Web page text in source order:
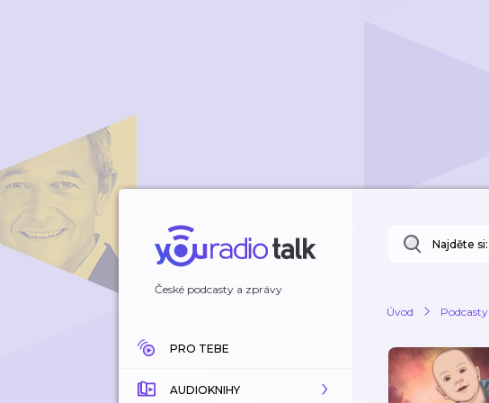
České podcasty a zprávy
PRO TEBE
AUDIOKNIHY
Najděte si:
Úvod Podcasty